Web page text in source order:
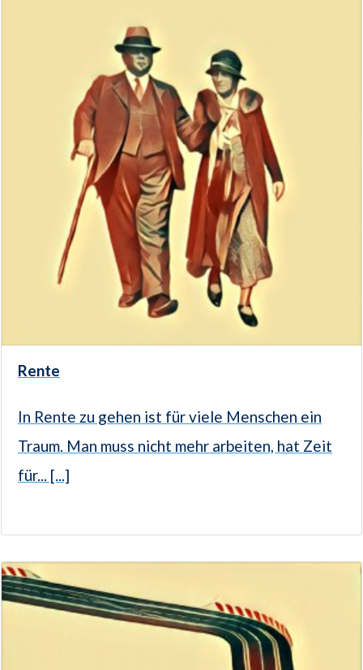
Rente
In Rente zu gehen ist für viele Menschen ein
Traum. Man muss nicht mehr arbeiten, hat Zeit
für... [...]